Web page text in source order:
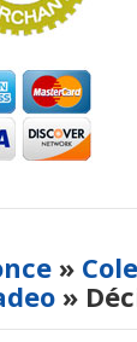
»
»